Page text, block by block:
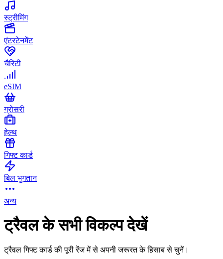
स्ट्रीमिंग
एंटरटेनमेंट
चैरिटी
eSIM
ग्रोसरी
हेल्थ
गिफ्ट कार्ड
बिल भुगतान
अन्य
ट्रैवल के सभी विकल्प देखें
ट्रैवल गिफ्ट कार्ड की पूरी रेंज में से अपनी जरूरत के हिसाब से चुनें।